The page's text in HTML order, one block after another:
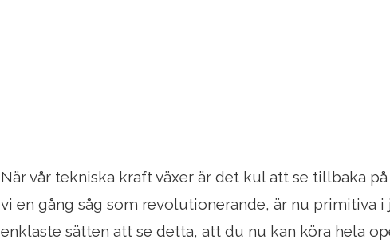
När vår tekniska kraft växer är det kul att se tillbaka
vi en gång såg som revolutionerande, är nu primitiva i
enklaste sätten att se detta, att du nu kan köra hela